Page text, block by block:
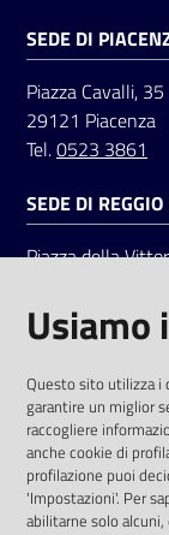
Seguici
su
SEDE DI
Piazza Cavalli, 35
29121 Piacenza
Tel.0523 3861
SEDE DI
Piazza della
Tel.0522 7961
Linkedin
Usiamo
Questo sito utilizza i
garantire un miglior
raccogliere
anche cookie di
profilazione puoi
'Impostazioni'. Per
abilitarne solo